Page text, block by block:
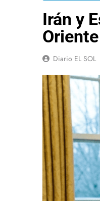
Irán y
Oriente
Diario EL SOL